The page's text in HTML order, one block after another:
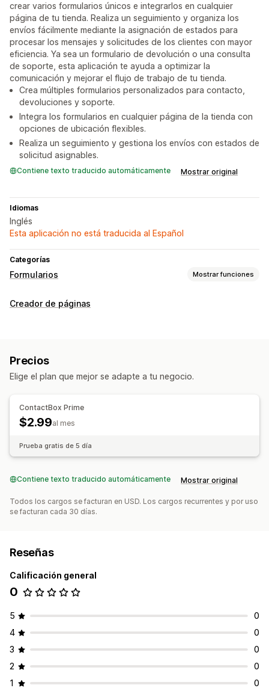
crear varios formularios únicos e integrarlos en cualquier
página de tu tienda. Realiza un seguimiento y organiza los
envíos fácilmente mediante la asignación de estados para
procesar los mensajes y solicitudes de los clientes con mayor
eficiencia. Ya sea un formulario de devolución o una consulta
de soporte, esta aplicación te ayuda a optimizar la
comunicación y mejorar el flujo de trabajo de tu tienda.
Crea múltiples formularios personalizados para contacto,
devoluciones y soporte.
Integra los formularios en cualquier página de la tienda con
opciones de ubicación flexibles.
Realiza un seguimiento y gestiona los envíos con estados de
solicitud asignables.
Contiene texto traducido automáticamente Mostrar original
Idiomas
Inglés
Esta aplicación no está traducida al Español
Categorías
Formularios Mostrar funciones
Tipos de formulario
Campos personalizados
Creador de páginas
Precios
Elige el plan que mejor se adapte a tu negocio.
ContactBox Prime
$2.99al mes
Prueba gratis de 5 día
Contiene texto traducido automáticamente Mostrar original
Todos los cargos se facturan en USD. Los cargos recurrentes y por uso
se facturan cada 30 días.
Reseñas
Calificación general
0
5
0
4
0
3
0
2
0
1
0